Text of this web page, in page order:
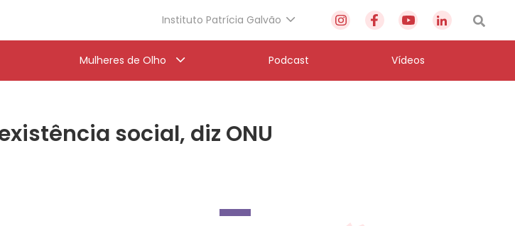
Instituto Patrícia Galvão
Mulheres de Olho Podcast Vídeos
social, diz ONU